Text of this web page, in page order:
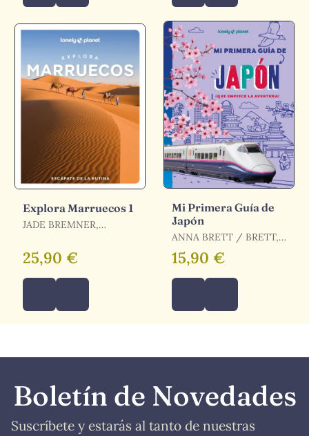
CARLSON, LIZ / SILVA,
TOMMY DE / FEA,
ROSIE / GIBSON,
JACQUI / WICKS,
MAGGIE
Explora Marruecos 1
JADE BREMNER,
GILBERT, PAULA /
BREMNER, JADE /
HUSSAIN, THARIK /
25,90 €
Mi Primera Guía de
Japón
ANNA BRETT / BRETT,
ANNA
15,90 €
Boletín de Novedades
Suscríbete y estarás al tanto de nuestras